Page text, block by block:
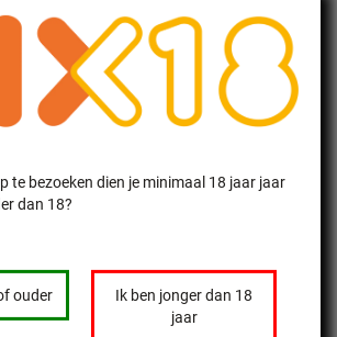
te bezoeken dien je minimaal 18 jaar jaar
dan 18?
ouder
Ik ben jonger dan 18
jaar
Feb 2023
Ons kompas achterna! Deel 4: Somontano (3) -
februari 2023
Op onze laatste dag in Somontano bezoeken we Bodegas Batán de
Salas, even buiten Barbastro.
2023
de bezoeken aan Pirineos en Finca Valonga, gaan we nu naar
Show next articles...